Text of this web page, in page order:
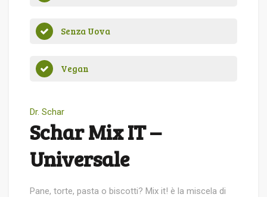
Senza Uova
Vegan
Dr. Schar
Schar Mix IT –
Universale
Pane, torte, pasta o biscotti? Mix it! è la miscela di